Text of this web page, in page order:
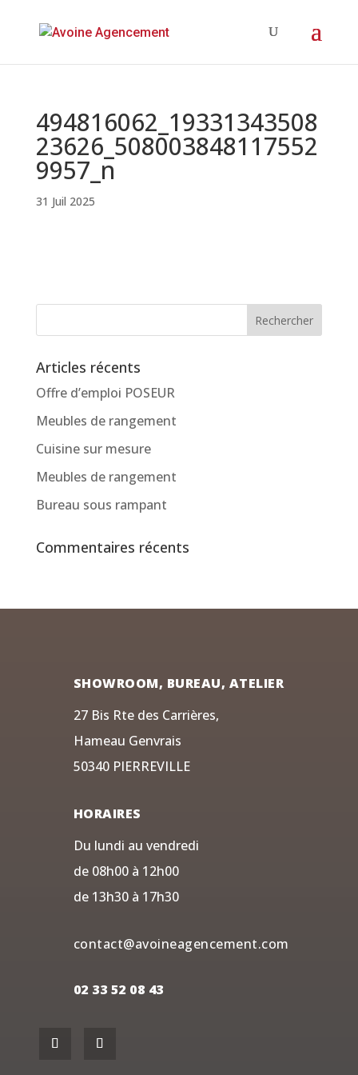
494816062_19331343508
23626_508003848117552
9957_n
31 Juil 2025
Articles récents
Offre d’emploi POSEUR
Meubles de rangement
Cuisine sur mesure
Meubles de rangement
Bureau sous rampant
Commentaires récents
SHOWROOM, BUREAU, ATELIER
27 Bis Rte des Carrières,
Hameau Genvrais
50340 PIERREVILLE
HORAIRES
Du lundi au vendredi
de 08h00 à 12h00
de 13h30 à 17h30
contact@avoineagencement.com
02 33 52 08 43